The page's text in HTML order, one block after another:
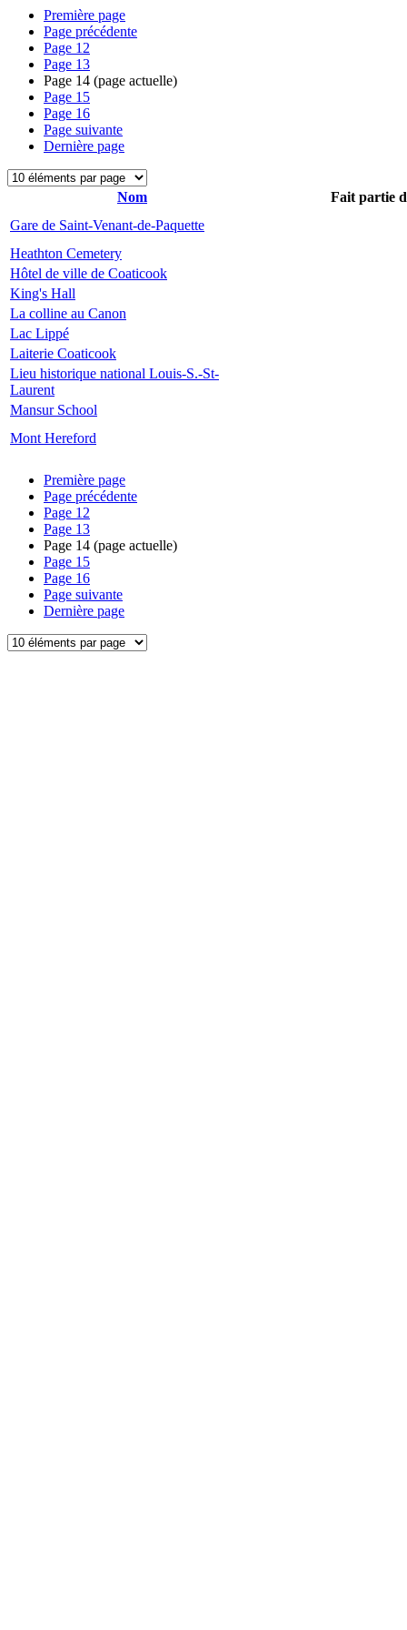
Première page
Page précédente
Page 12
Page 13
Page 14 (page actuelle)
Page 15
Page 16
Page suivante
Dernière page
Nom
Fait partie
Gare de Saint-Venant-de-Paquette
Heathton Cemetery
Hôtel de ville de Coaticook
King's Hall
La colline au Canon
Lac Lippé
Laiterie Coaticook
Lieu historique national Louis-S.-St-
Laurent
Mansur School
Mont Hereford
Première page
Page précédente
Page 12
Page 13
Page 14 (page actuelle)
Page 15
Page 16
Page suivante
Dernière page